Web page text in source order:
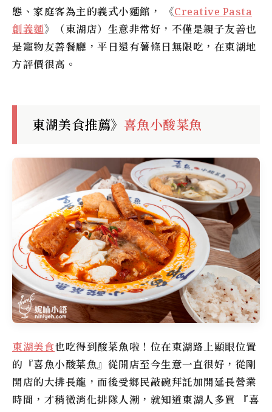
態、家庭客為主的義式小麵館， 《Creative Pasta
創義麵》（東湖店）生意非常好，不僅是親子友善也
是寵物友善餐廳，平日還有薯條日無限吃，在東湖地
方評價很高。
東湖美食推薦》 喜魚小酸菜魚
東湖美食也吃得到酸菜魚啦！位在東湖路上顯眼位置
的『喜魚小酸菜魚』從開店至今生意一直很好，從剛
開店的大排長龍，而後受鄉民敲碗拜託加開延長營業
時間，才稍微消化排隊人潮，就知道東湖人多買 『喜